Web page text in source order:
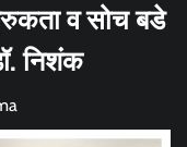
व सोच बडे
निशंक